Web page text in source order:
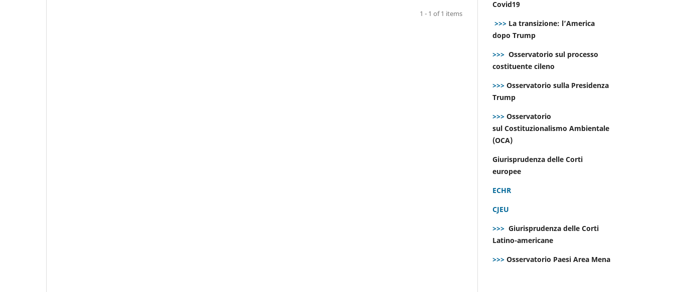
1 - 1 of 1 items
Covid19
>>> La transizione: l’America
dopo Trump
>>> Osservatorio sul processo
costituente cileno
>>> Osservatorio sulla Presidenza
Trump
>>> Osservatorio
sul Costituzionalismo Ambientale
(OCA)
Giurisprudenza delle Corti
europee
ECHR
CJEU
>>> Giurisprudenza delle Corti
Latino-americane
>>> Osservatorio Paesi Area Mena